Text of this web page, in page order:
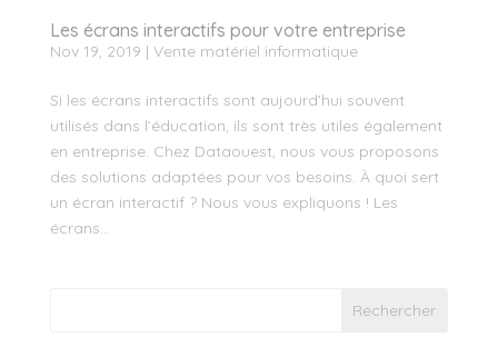
Les écrans interactifs pour votre entreprise
Nov 19, 2019 | Vente matériel informatique
Si les écrans interactifs sont aujourd’hui souvent
utilisés dans l’éducation, ils sont très utiles également
en entreprise. Chez Dataouest, nous vous proposons
des solutions adaptées pour vos besoins. À quoi sert
un écran interactif ? Nous vous expliquons ! Les
écrans...